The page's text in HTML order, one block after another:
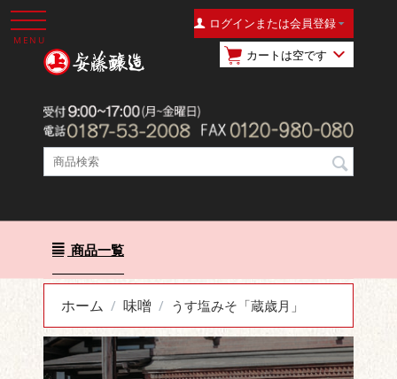
ログインまたは会員登録
カートは空です
MENU
商品一覧
ホーム / 味噌 / うす塩みそ「蔵歳月」